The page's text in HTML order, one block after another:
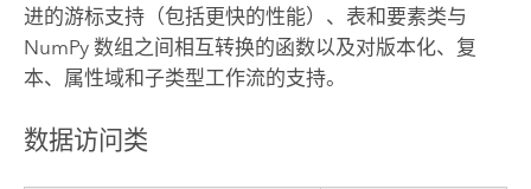
进的游标支持（包括更快的性能）、表和要素类与
NumPy 数组之间相互转换的函数以及对版本化、复
本、属性域和子类型工作流的支持。
数据访问类